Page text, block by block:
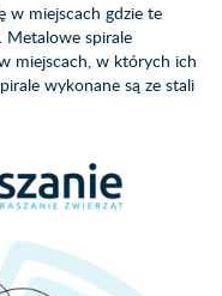
w miejscach gdzie te
Metalowe spirale
miejscach, w których ich
wykonane są ze stali